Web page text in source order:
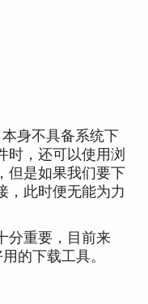
身不具备系统下
时，还可以使用浏
但是如果我们要下
，此时便无能为力
分重要，目前来
的下载工具。